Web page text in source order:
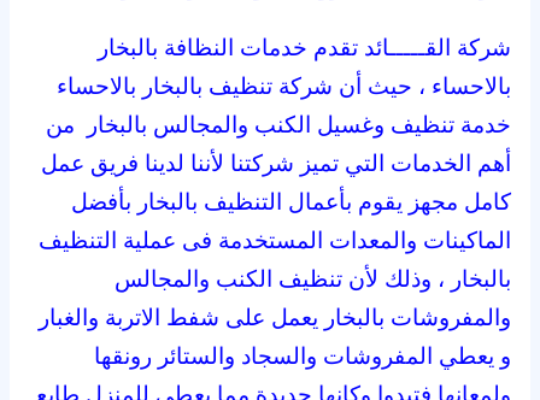
شركة القـــــائد تقدم خدمات النظافة بالبخار
بالاحساء ، حيث أن شركة تنظيف بالبخار بالاحساء
خدمة تنظيف وغسيل الكنب والمجالس بالبخار من
أهم الخدمات التي تميز شركتنا لأننا لدينا فريق عمل
كامل مجهز يقوم بأعمال التنظيف بالبخار بأفضل
الماكينات والمعدات المستخدمة فى عملية التنظيف
بالبخار ، وذلك لأن تنظيف الكنب والمجالس
والمفروشات بالبخار يعمل على شفط الاتربة والغبار
و يعطي المفروشات والسجاد والستائر رونقها
ولمعانها فتبدوا وكانها جديدة مما يعطي للمنزل طابع